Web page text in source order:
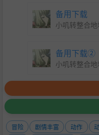
备用下载
小叽转整合地
备用下载②
小叽转整合地
冒险 剧情丰富 动作